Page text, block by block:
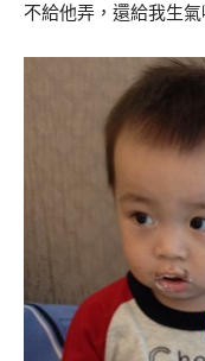
不給他弄，還給我生氣